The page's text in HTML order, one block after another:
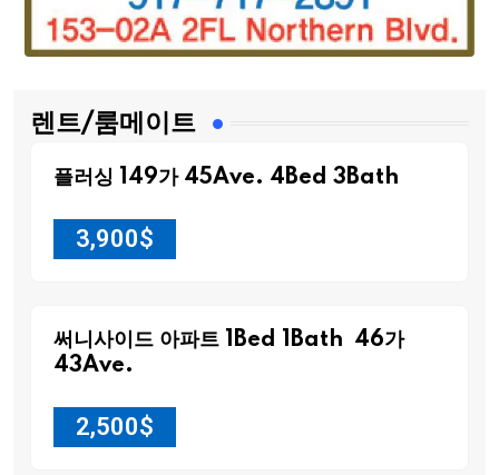
렌트/룸메이트
플러싱 149가 45Ave. 4Bed 3Bath
3,900$
써니사이드 아파트 1Bed 1Bath 46가
43Ave.
2,500$